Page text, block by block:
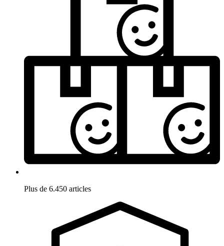
Plus de 6.450 articles